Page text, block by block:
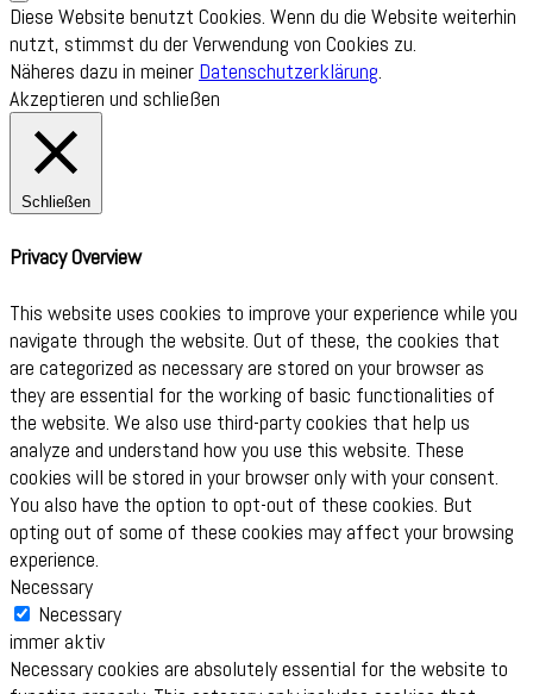
Diese Website benutzt Cookies. Wenn du die Website weiterhin
nutzt, stimmst du der Verwendung von Cookies zu.
Näheres dazu in meiner Datenschutzerklärung.
Akzeptieren und schließen
Schließen
Privacy Overview
This website uses cookies to improve your experience while you
navigate through the website. Out of these, the cookies that
are categorized as necessary are stored on your browser as
they are essential for the working of basic functionalities of
the website. We also use third-party cookies that help us
analyze and understand how you use this website. These
cookies will be stored in your browser only with your consent.
You also have the option to opt-out of these cookies. But
opting out of some of these cookies may affect your browsing
experience.
Necessary
Necessary
immer aktiv
Necessary cookies are absolutely essential for the website to